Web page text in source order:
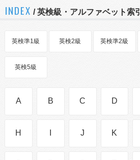
INDEX / 英検級・アルファベット索引
英検準1級 英検2級 英検準2級
英検5級
A B C D
H J K